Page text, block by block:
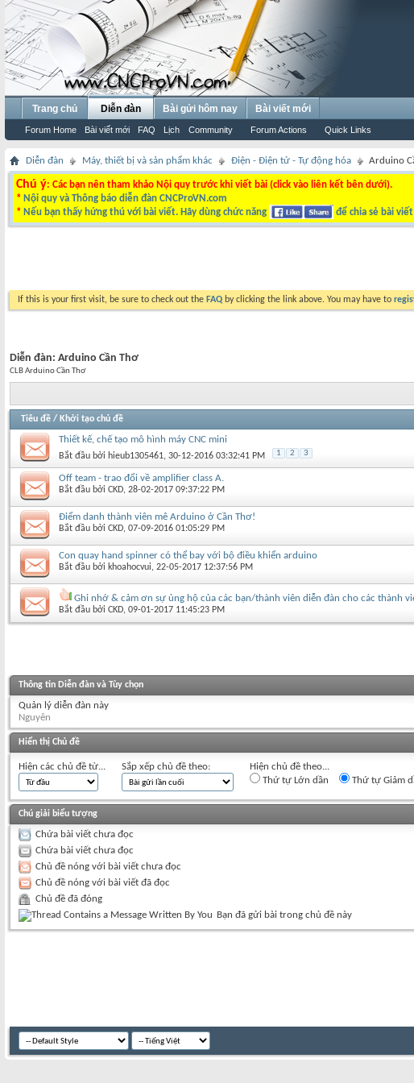
Trang chủ Diễn đàn
Forum Home Bài viết mới FAQ Lịch Community Forum Actions Quick Links
Bài gửi hôm nay Bài viết mới
Diễn đàn Máy, thiết bị và sản phẩm khác Điện - Điện tử - Tự động hóa Arduino
Chú ý: Các bạn nên tham khảo Nội quy trước khi viết bài (click vào liên kết bên dưới).
* Nội quy và Thông báo diễn đàn CNCProVN.com
* Nếu bạn thấy hứng thú với bài viết. Hãy dùng chức năng để chia sẻ bài
If this is your first visit, be sure to check out the FAQ by clicking the link above. You may have to
Diễn đàn: Arduino Cần Thơ
CLB Arduino Cần Thơ
Tiêu đề / Khởi tạo chủ đề
Thiết kế, chế tạo mô hình máy CNC mini
Bắt đầu bởi hieub1305461‎, 30-12-2016 03:32:41 PM 1 2 3
Off team - trao đổi về amplifier class A.
Bắt đầu bởi CKD‎, 28-02-2017 09:37:22 PM
Điểm danh thành viên mê Arduino ở Cần Thơ!
Bắt đầu bởi CKD‎, 07-09-2016 01:05:29 PM
Con quay hand spinner có thể bay với bộ điều khiển arduino
Bắt đầu bởi khoahocvui‎, 22-05-2017 12:37:56 PM
Ghi nhớ & cảm ơn sự ủng hộ của các bạn/thành viên diễn đàn cho các thành
Bắt đầu bởi CKD‎, 09-01-2017 11:45:23 PM
Thông tin Diễn đàn và Tùy chọn
Quản lý diễn đàn này
Nguyên
Hiển thị Chủ đề
Hiện các chủ đề từ... Sắp xếp chủ đề theo:
Hiện chủ đề theo...
Thứ tự Lớn dần
Thứ tự Giảm
Chú giải biểu tượng
Chứa bài viết chưa đọc
Chứa bài viết chưa đọc
Chủ đề nóng với bài viết chưa đọc
Chủ đề nóng với bài viết đã đọc
Chủ đề đã đóng
Bạn đã gửi bài trong chủ đề này